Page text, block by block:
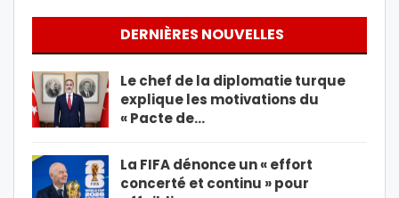
DERNIÈRES NOUVELLES
Le chef de la diplomatie turque
explique les motivations du
« Pacte de…
La FIFA dénonce un « effort
concerté et continu » pour